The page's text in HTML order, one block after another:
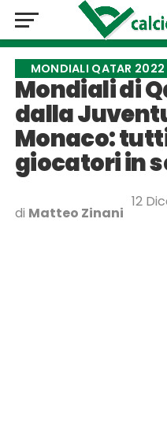
MONDIALI QATAR 2022
Mondiali di
dalla
Monaco:
giocatori in
di Matteo Zinani
12